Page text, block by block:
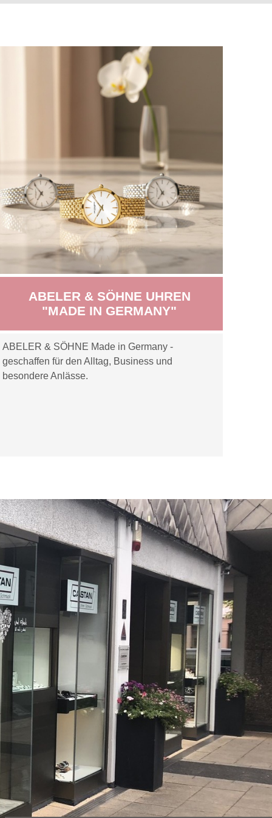
ABELER & SÖHNE UHREN
"MADE IN GERMANY"
ABELER & SÖHNE Made in Germany -
geschaffen für den Alltag, Business und
besondere Anlässe.